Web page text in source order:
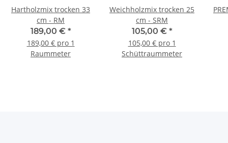
Hartholzmix trocken 33
cm - RM
189,00 € *
189,00 € pro 1
Raummeter
Weichholzmix trocken 25
cm - SRM
105,00 € *
105,00 € pro 1
Schüttraummeter